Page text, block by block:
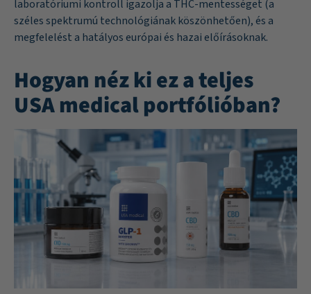
laboratóriumi kontroll igazolja a THC-mentességet (a
széles spektrumú technológiának köszönhetően), és a
megfelelést a hatályos európai és hazai előírásoknak.
Hogyan néz ki ez a teljes
USA medical portfólióban?